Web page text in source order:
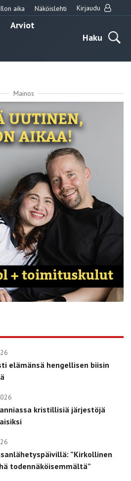
aika Näköislehti Kirjaudu
Arviot
Haku
Mainos
elämänsä hengellisen biisin
kristillisiä järjestöjä
”Kirkollinen
todennäköisemmältä”